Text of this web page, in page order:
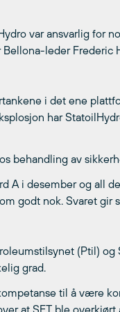
var ansvarlig for
leder Frederic
i det ene
har
behandling av
A i desember og all
godt nok. Svaret gir
(Ptil)
grad.
til å være
at SFT ble